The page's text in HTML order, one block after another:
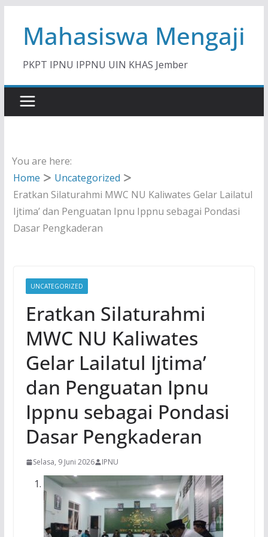
contentMahasiswa Mengaji
PKPT IPNU IPPNU UIN KHAS Jember
You are here:
Home
Uncategorized
Eratkan Silaturahmi MWC NU Kaliwates Gelar Lailatul
Ijtima’ dan Penguatan Ipnu Ippnu sebagai Pondasi
Dasar Pengkaderan
UNCATEGORIZED
Eratkan Silaturahmi
MWC NU Kaliwates
Gelar Lailatul Ijtima’
dan Penguatan Ipnu
Ippnu sebagai Pondasi
Dasar Pengkaderan
Selasa, 9 Juni 2026 IPNU